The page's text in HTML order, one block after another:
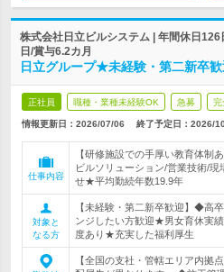
株式会社日立ビルシステム | 年間休日
日/賞与6.2カ月
日立グループ★未経験・第二新卒
正社員 職種・業種未経験OK 急募 完
情報更新日：2026/07/06 終了予定日： 2026/
仕事内容
【研修施設での手厚い教育体制
ビルソリューション/営業技術/
せ★平均勤続年数19.9年
対象と
なる方
【未経験・第二新卒歓迎】◆高
ンジしたい方歓迎★男女育休実
度あり★充実した福利厚生
【全国の支社・管轄エリア内拠